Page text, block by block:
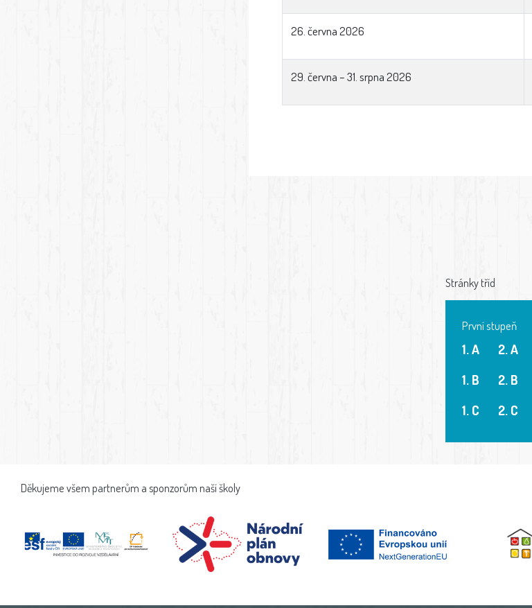
26. června 2026
29. června – 31. srpna 2026
Stránky tříd
První stupeň
1. A
1. B
1. C
2. A
2. B
2. C
Děkujeme všem partnerům a sponzorům naší školy